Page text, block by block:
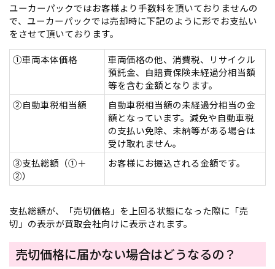
ユーカーパックではお客様より手数料を頂いておりませんの
で、ユーカーパックでは売却時に下記のように形でお支払い
をさせて頂いております。
①車両本体価格
車両価格の他、消費税、リサイクル
預託金、自賠責保険未経過分相当額
等を含む金額となります。
②自動車税相当額
自動車税相当額の未経過分相当の金
額となっています。減免や自動車税
の支払い免除、未納等がある場合は
受け取れません。
③支払総額（①＋
②）
お客様にお振込される金額です。
支払総額が、「売切価格」を上回る状態になった際に「売
切」の表示が買取会社向けに表示されます。
売切価格に届かない場合はどうなるの？